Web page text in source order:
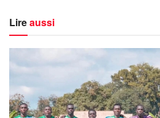
Lireaussi